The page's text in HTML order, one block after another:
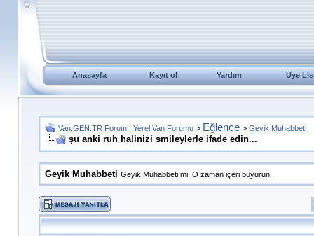
Anasayfa Kayıt ol Yardım Üye
Van.GEN.TR Forum | Yerel Van Forumu > Eğlence > Geyik Muhabbeti
şu anki ruh halinizi smileylerle ifade edin...
Geyik Muhabbeti Geyik Muhabbeti mi. O zaman içeri buyurun..